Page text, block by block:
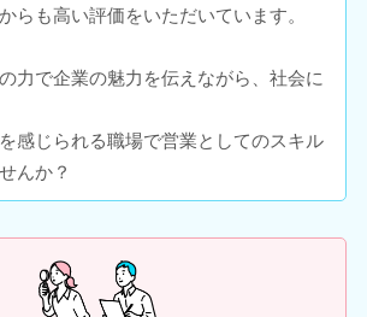
らも高い評価をいただいています。
力で企業の魅力を伝えながら、社会に
感じられる職場で営業としてのスキル
んか？